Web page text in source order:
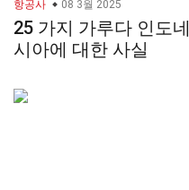
항공사 08 3월 2025
25 가지 가루다 인도네
시아에 대한 사실